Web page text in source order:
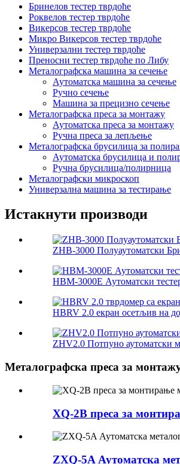
Бринелов тестер тврдоће
Роквелов тестер тврдоће
Викерсов тестер тврдоће
Микро Викерсов тестер тврдоће
Универзални тестер тврдоће
Преносни тестер тврдоће по Либу
Металографска машина за сечење
Аутоматска машина за сечење
Ручно сечење
Машина за прецизно сечење
Металографска преса за монтажу
Аутоматска преса за монтажу
Ручна преса за лепљење
Металографска брусилица за
Аутоматска брусилица и
Ручна брусилица/полирница
Металографски микроскоп
Универзална машина за тестирање
Истакнути производи
ZHB-3000 Полуаутоматски
HBM-3000E Аутоматски
HBRV 2.0 екран осетљив на
ZHV2.0 Потпуно аутоматски
Металографска преса за
XQ-2B преса за
ZXQ-5A Аутоматска